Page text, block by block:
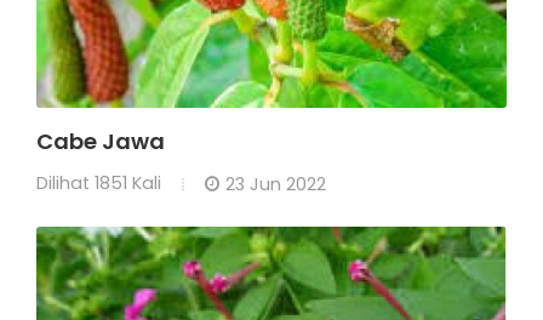
Cabe Jawa
Dilihat 1851 Kali 23 Jun 2022